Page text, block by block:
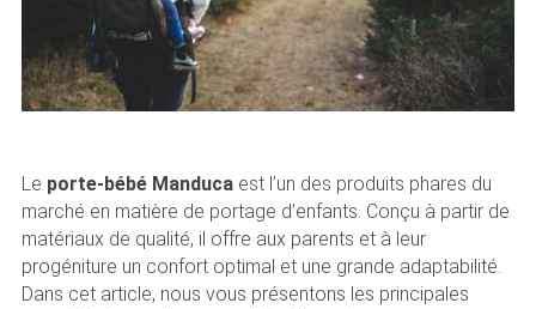
Le porte-bébé Manducaest l’un des produits phares du
marché en matière de portage d’enfants. Conçu à partir de
matériaux de qualité, il offre aux parents et à leur
progéniture un confort optimal et une grande adaptabilité.
Dans cet article, nous vous présentons les principales